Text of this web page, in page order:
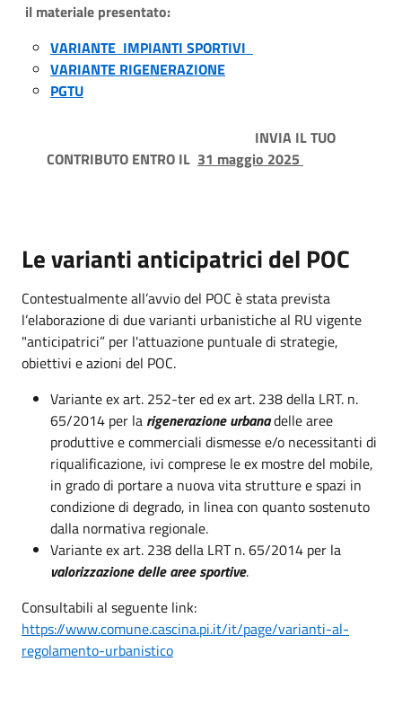
il materiale presentato:
VARIANTE IMPIANTI SPORTIVI
VARIANTE RIGENERAZIONE
PGTU
INVIA IL TUO
CONTRIBUTO ENTRO IL 31 maggio 2025
Le varianti anticipatrici del POC
Contestualmente all’avvio del POC è stata prevista
l’elaborazione di due varianti urbanistiche al RU vigente
"anticipatrici” per l'attuazione puntuale di strategie,
obiettivi e azioni del POC.
Variante ex art. 252-ter ed ex art. 238 della LRT. n.
65/2014 per la rigenerazione urbanadelle aree
produttive e commerciali dismesse e/o necessitanti di
riqualificazione, ivi comprese le ex mostre del mobile,
in grado di portare a nuova vita strutture e spazi in
condizione di degrado, in linea con quanto sostenuto
dalla normativa regionale.
Variante ex art. 238 della LRT n. 65/2014 per la
valorizzazione delle aree sportive.
Consultabili al seguente link:
https://www.comune.cascina.pi.it/it/page/varianti-al-
regolamento-urbanistico